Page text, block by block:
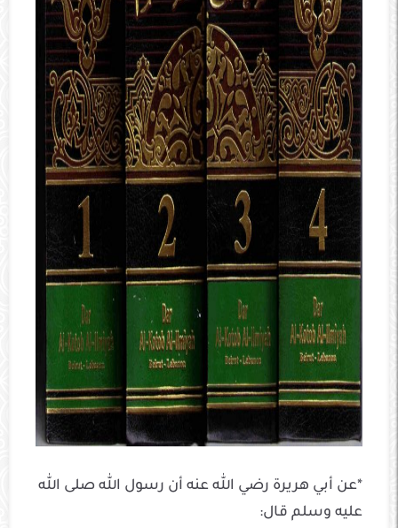
*عن أبي هريرة رضي الله عنه أن رسول الله صلى الله
عليه وسلم قال: